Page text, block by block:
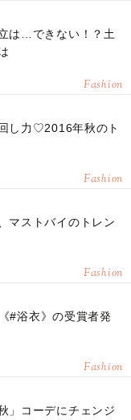
は…できない！？土
Fashion
し力♡2016年秋のト
Fashion
マストバイのトレン
Fashion
#浴衣》の受賞者発
Fashion
」コーデにチェンジ